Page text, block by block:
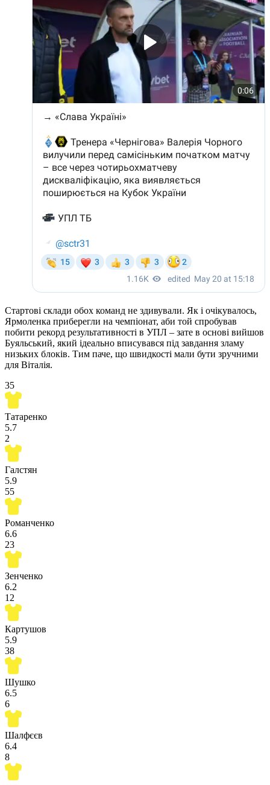
Стартові склади обох команд не здивували. Як і очікувалось,
Ярмоленка приберегли на чемпіонат, аби той спробував
побити рекорд результативності в УПЛ – зате в основі вийшов
Буяльський, який ідеально вписувався під завдання зламу
низьких блоків. Тим паче, що швидкості мали бути зручними
для Віталія.
35
Татаренко
5.7
2
Галстян
5.9
55
Романченко
6.6
23
Зенченко
6.2
12
Картушов
5.9
38
Шушко
6.5
6
Шалфєєв
6.4
8